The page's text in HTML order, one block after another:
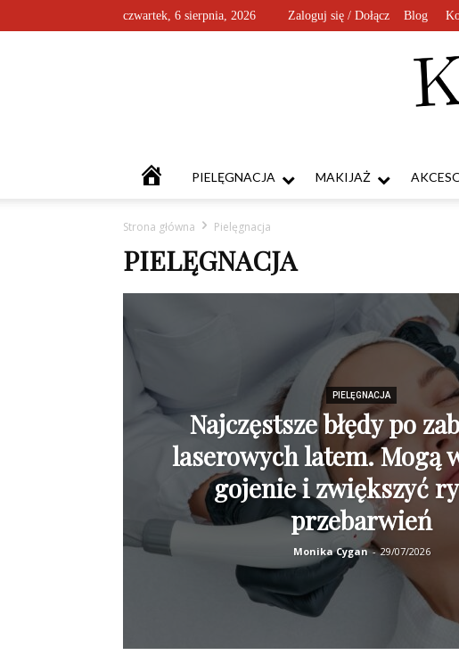
czwartek, 6 sierpnia, 2026 Zaloguj się / Dołącz Blog
KOSMETYKOFANKI
PIELĘGNACJA MAKIJAŻ
Strona główna Pielęgnacja
PIELĘGNACJA
PIELĘGNACJA
Najczęstsze błędy po
laserowych latem. Mogą
gojenie i zwiększyć
przebarwień
Monika Cygan - 29/07/2026